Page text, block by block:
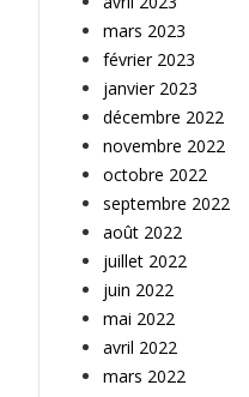
mars 2023
février 2023
janvier 2023
décembre 2022
novembre 2022
octobre 2022
septembre 2022
août 2022
juillet 2022
juin 2022
mai 2022
avril 2022
mars 2022